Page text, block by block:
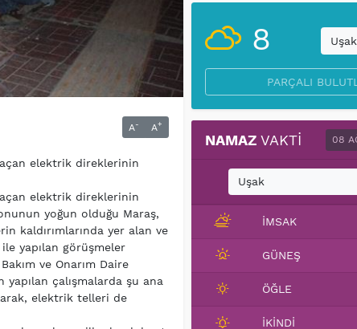
A- A+
elektrik direklerinin
elektrik direklerinin
yoğun olduğu Maraş,
kaldırımlarında yer alan ve
yapılan görüşmeler
ve Onarım Daire
yapılan çalışmalarda şu ana
elektrik telleri de
8 Uşak
PARÇALI
NAMAZ VAKTI 08
Uşak
İMSAK
GÜNEŞ
ÖĞLE
İKINDI